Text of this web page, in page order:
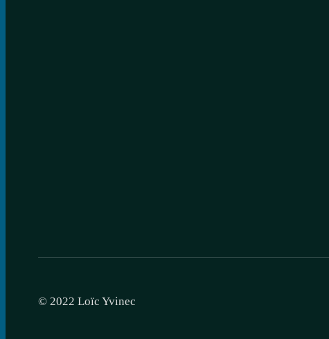
© 2022 Loïc Yvinec